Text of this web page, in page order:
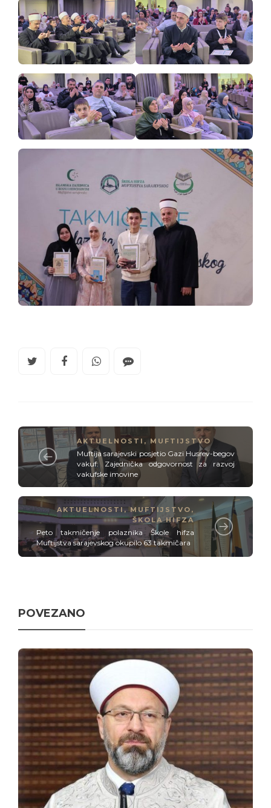
AKTUELNOSTI , MUFTIJSTVO
Muftija sarajevski posjetio Gazi Husrev-begov
vakuf: Zajednička odgovornost za razvoj
vakufske imovine
AKTUELNOSTI ,MUFTIJSTVO ,
ŠKOLA HIFZA
Peto takmičenje polaznika Škole hifza
Muftijstva sarajevskog okupilo 63 takmičara
POVEZANO